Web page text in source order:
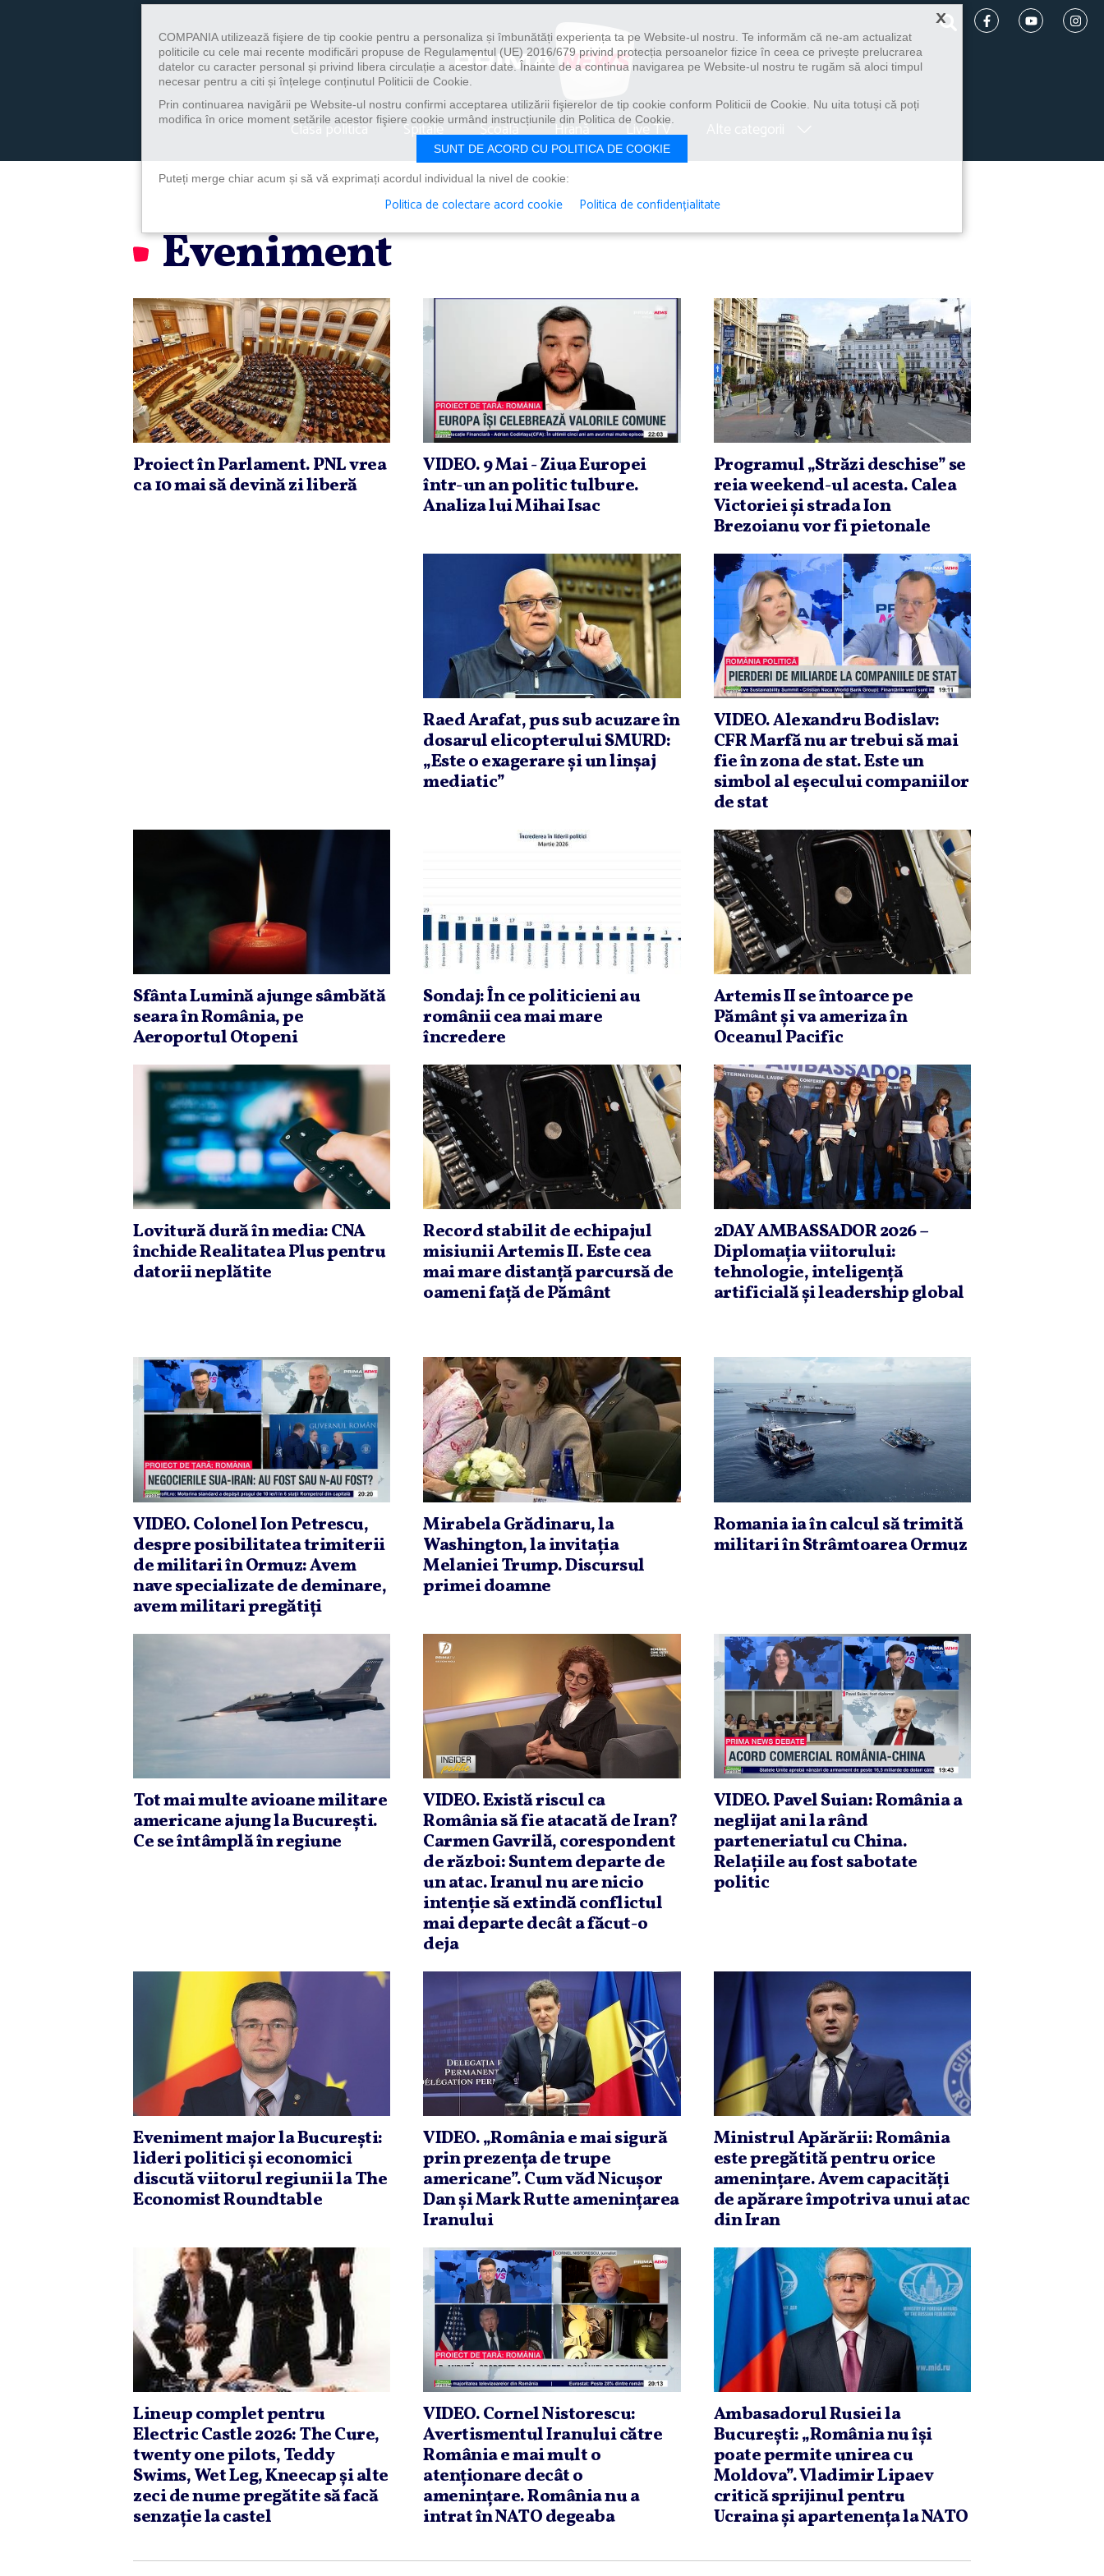
Clasa politica Spitale Școală Hrană Live TV
Eveniment
Proiect în Parlament. PNL vrea
ca 10 mai să devină zi liberă
VIDEO. 9 Mai - Ziua Europei
într-un an politic tulbure.
Analiza lui Mihai Isac
Programul „Străzi deschise” se
reia weekend-ul acesta. Calea
Victoriei şi strada Ion
Brezoianu vor fi pietonale
Raed Arafat, pus sub acuzare în
dosarul elicopterului SMURD:
„Este o exagerare şi un linşaj
mediatic”
VIDEO. Alexandru Bodislav:
CFR Marfă nu ar trebui să mai
fie în zona de stat. Este un
simbol al eşecului companiilor
de stat
Sfânta Lumină ajunge sâmbătă
seara în România, pe
Aeroportul Otopeni
Sondaj: În ce politicieni au
românii cea mai mare
încredere
Artemis II se întoarce pe
Pământ şi va ameriza în
Oceanul Pacific
Lovitură dură în media: CNA
închide Realitatea Plus pentru
datorii neplătite
Record stabilit de echipajul
misiunii Artemis II. Este cea
mai mare distanţă parcursă de
oameni faţă de Pământ
2DAY AMBASSADOR 2026 –
Diplomaţia viitorului:
tehnologie, inteligenţă
artificială şi leadership global
VIDEO. Colonel Ion Petrescu,
despre posibilitatea trimiterii
de militari în Ormuz: Avem
nave specializate de deminare,
avem militari pregătiţi
Mirabela Grădinaru, la
Washington, la invitaţia
Melaniei Trump. Discursul
primei doamne
Romania ia în calcul să trimită
militari în Strâmtoarea Ormuz
Tot mai multe avioane militare
americane ajung la Bucureşti.
Ce se întâmplă în regiune
VIDEO. Există riscul ca
România să fie atacată de Iran?
Carmen Gavrilă, corespondent
de război: Suntem departe de
un atac. Iranul nu are nicio
intenţie să extindă conflictul
mai departe decât a făcut-o
deja
VIDEO. Pavel Suian: România a
neglijat ani la rând
parteneriatul cu China.
Relaţiile au fost sabotate
politic
Eveniment major la Bucureşti:
lideri politici şi economici
discută viitorul regiunii la The
Economist Roundtable
VIDEO. „România e mai sigură
prin prezenţa de trupe
americane”. Cum văd Nicuşor
Dan şi Mark Rutte ameninţarea
Iranului
Ministrul Apărării: România
este pregătită pentru orice
ameninţare. Avem capacităţi
de apărare împotriva unui atac
din Iran
Lineup complet pentru
Electric Castle 2026: The Cure,
twenty one pilots, Teddy
Swims, Wet Leg, Kneecap şi alte
zeci de nume pregătite să facă
senzaţie la castel
VIDEO. Cornel Nistorescu:
Avertismentul Iranului către
România e mai mult o
atenţionare decât o
ameninţare. România nu a
intrat în NATO degeaba
Ambasadorul Rusiei la
Bucureşti: „România nu îşi
poate permite unirea cu
Moldova”. Vladimir Lipaev
critică sprijinul pentru
Ucraina şi apartenenţa la NATO
×
COMPANIA utilizează fişiere de tip cookie pentru a personaliza și îmbunătăți experiența ta pe Website-ul nostru. Te informăm că ne-am actualizat
politicile cu cele mai recente modificări propuse de Regulamentul (UE) 2016/679 privind protecția persoanelor fizice în ceea ce privește prelucrarea
datelor cu caracter personal și privind libera circulație a acestor date. Înainte de a continua navigarea pe Website-ul nostru te rugăm să aloci timpul
necesar pentru a citi și înțelege conținutul Politicii de Cookie.
Prin continuarea navigării pe Website-ul nostru confirmi acceptarea utilizării fişierelor de tip cookie conform Politicii de Cookie. Nu uita totuși că poți
modifica în orice moment setările acestor fişiere cookie urmând instrucțiunile din Politica de Cookie.
SUNT DE ACORD CU POLITICA DE COOKIE
Puteți merge chiar acum și să vă exprimați acordul individual la nivel de cookie:
Politica de colectare acord cookie Politica de confidențialitate